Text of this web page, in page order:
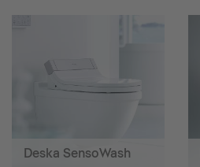
Deska SensoWash